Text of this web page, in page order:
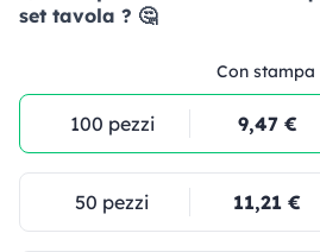
set tavola ? 🤔
Con stampa
100 pezzi 9,47 €
50 pezzi 11,21 €